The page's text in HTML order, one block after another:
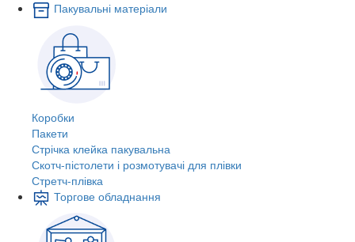
Пакувальні матеріали
Коробки
Пакети
Стрічка клейка пакувальна
Скотч-пістолети і розмотувачі для плівки
Стретч-плівка
Торгове обладнання